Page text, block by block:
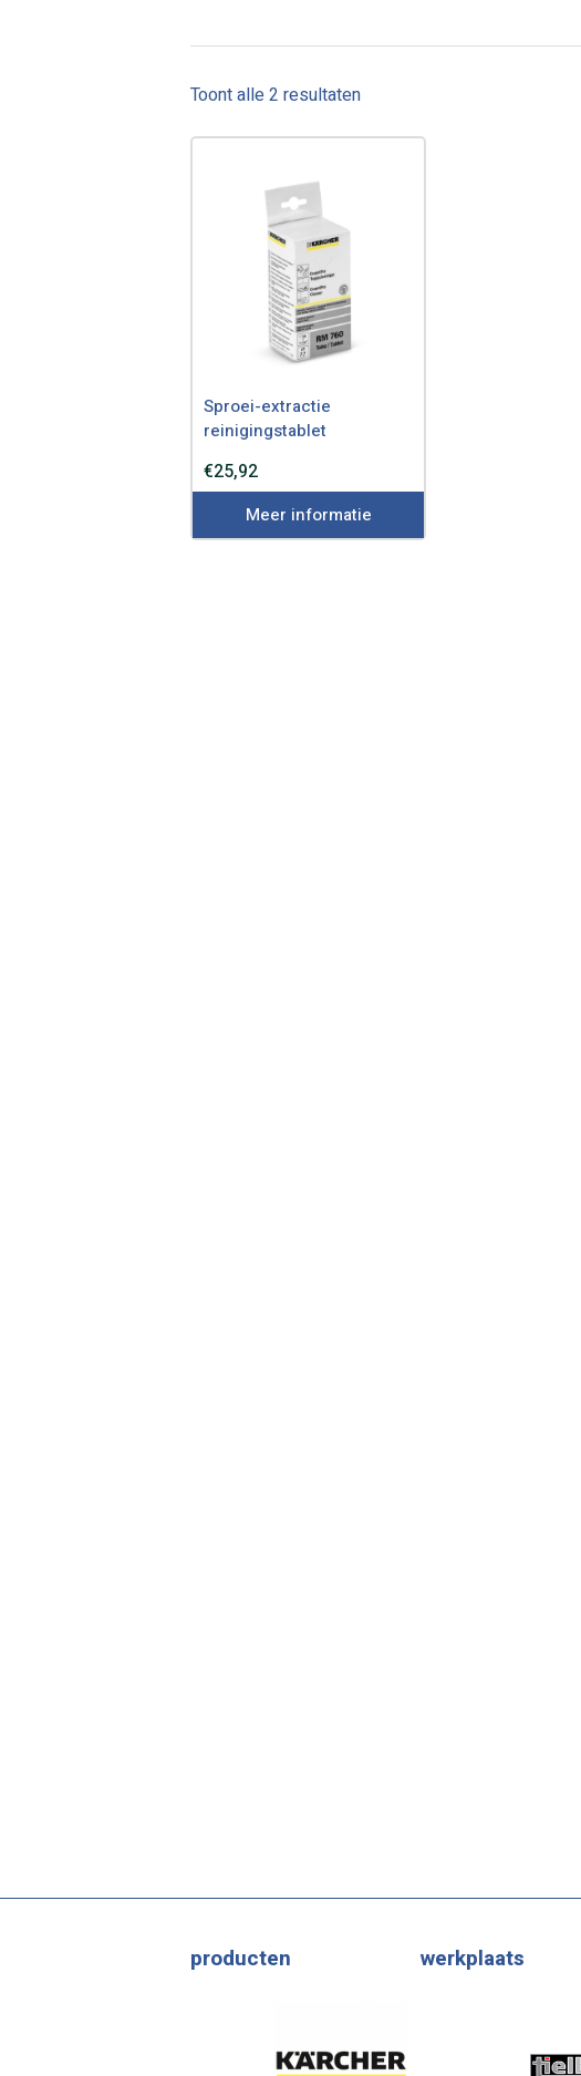
Toont alle 2 resultatenGesorteerd
nieuwste
Sproei-extractie
reinigingstablet
€25,92
Meer informatie
producten werkplaats